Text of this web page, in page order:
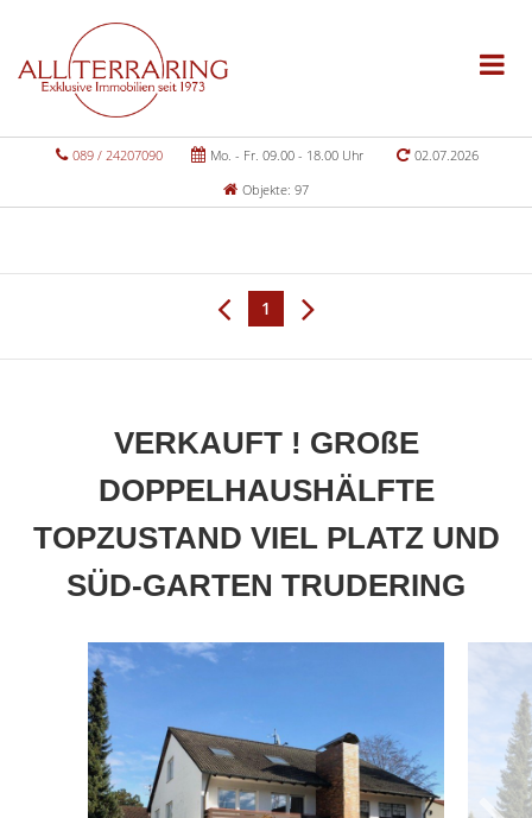
089 / 24207090 Mo. - Fr. 09.00 - 18.00 Uhr
02.07.2026
Objekte: 97
1
VERKAUFT ! GROßE
DOPPELHAUSHÄLFTE
TOPZUSTAND VIEL PLATZ UND
SÜD-GARTEN TRUDERING